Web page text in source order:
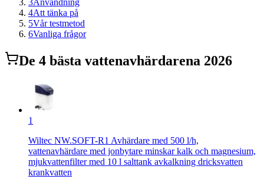
4Att tänka på
5Vår testmetod
6Vanliga frågor
De 4 bästa vattenavhärdarena 2026
1
Wiltec NW.SOFT-R1 Avhärdare med 500 l/h,
vattenavhärdare med jonbytare minskar kalk och magnesium,
mjukvattenfilter med 10 l salttank avkalkning dricksvatten
krankvatten